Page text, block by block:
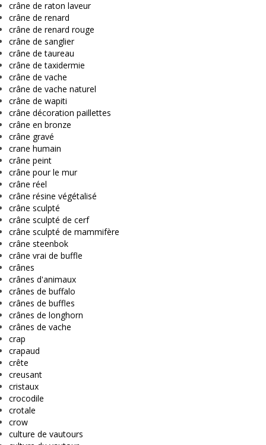
crâne de raton laveur
crâne de renard
crâne de renard rouge
crâne de sanglier
crâne de taureau
crâne de taxidermie
crâne de vache
crâne de vache naturel
crâne de wapiti
crâne décoration paillettes
crâne en bronze
crâne gravé
crane humain
crâne peint
crâne pour le mur
crâne réel
crâne résine végétalisé
crâne sculpté
crâne sculpté de cerf
crâne sculpté de mammifère
crâne steenbok
crâne vrai de buffle
crânes
crânes d'animaux
crânes de buffalo
crânes de buffles
crânes de longhorn
crânes de vache
crap
crapaud
crête
creusant
cristaux
crocodile
crotale
crow
culture de vautours